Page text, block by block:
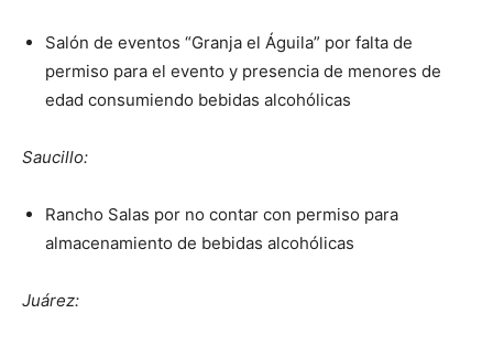
Salón de eventos “Granja el Águila” por falta de
permiso para el evento y presencia de menores de
edad consumiendo bebidas alcohólicas
Saucillo:
Rancho Salas por no contar con permiso para
almacenamiento de bebidas alcohólicas
Juárez: